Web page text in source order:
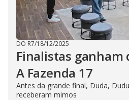
DO R7/18/12/2025
Finalistas ganham
A Fazenda 17
Antes da grande final, Duda,
receberam mimos